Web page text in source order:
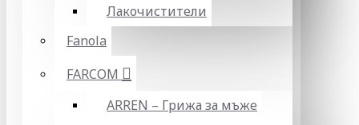
Лакочистители
Fanola
FARCOM
ARREN – Грижа за мъже